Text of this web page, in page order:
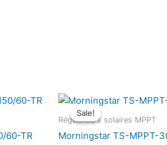
60-TR
Sale!
Sale!
Régulateurs solaires MPPT
Morningstar TS-MPPT-